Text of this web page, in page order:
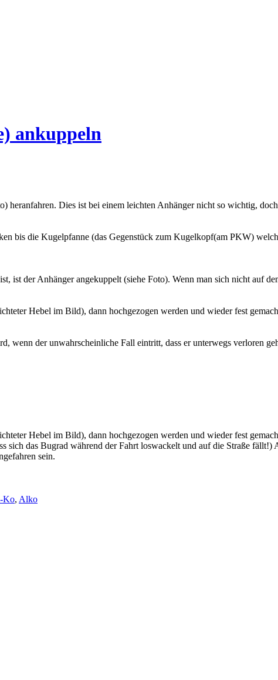
ankuppeln
heranfahren. Dies ist bei einem leichten Anhänger nicht so wichtig,
bis die Kugelpfanne (das Gegenstück zum Kugelkopf(am PKW)
ist der Anhänger angekuppelt (siehe Foto). Wenn man sich nicht auf
Hebel im Bild), dann hochgezogen werden und wieder fest
wenn der unwahrscheinliche Fall eintritt, dass er unterwegs verloren
Hebel im Bild), dann hochgezogen werden und wieder fest
sich das Bugrad während der Fahrt loswackelt und auf die Straße
sein.
Ko, Alko